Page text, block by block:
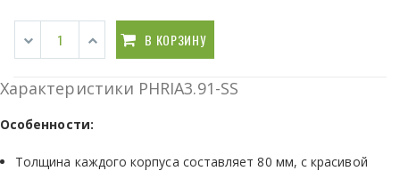
В КОРЗИНУ
Характеристики PHRIA3.91-SS
Особенности:
Толщина каждого корпуса составляет 80 мм, с красивой